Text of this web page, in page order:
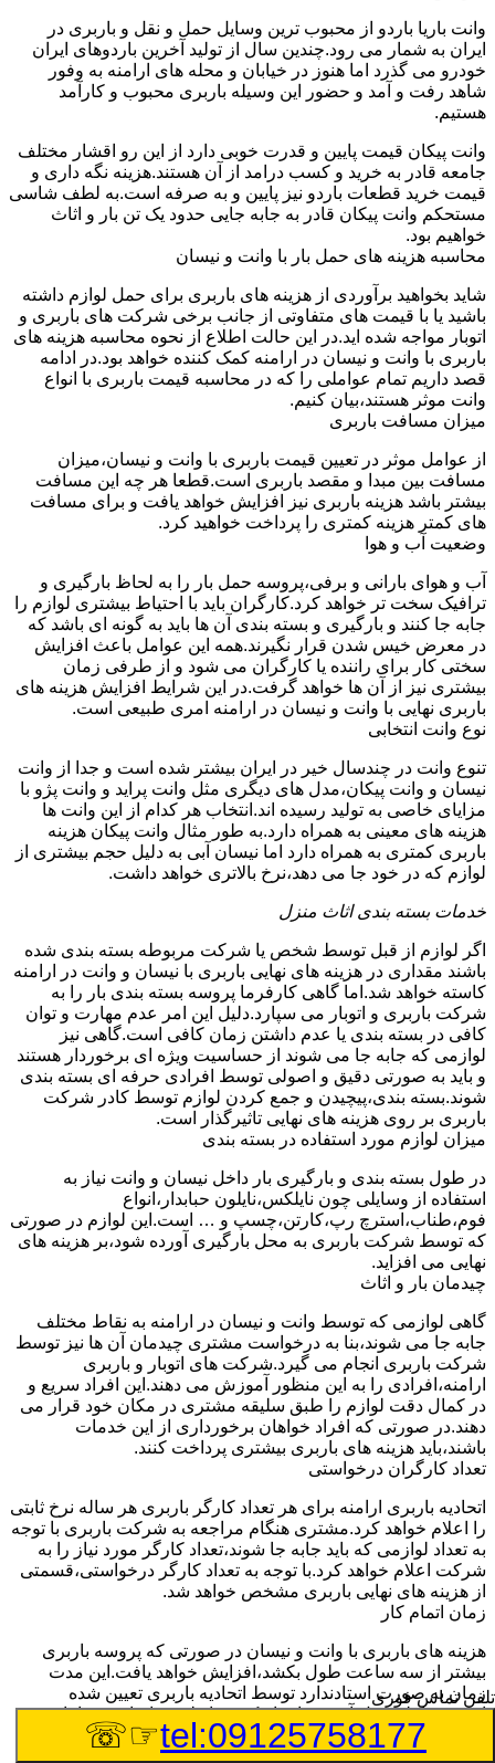
وانت باریا باردو از محبوب ترین وسایل حمل و نقل و باربری در
ایران به شمار می رود.چندین سال از تولید آخرین باردوهای ایران
خودرو می گذرد اما هنوز در خیابان و محله های ارامنه به وفور
شاهد رفت و آمد و حضور این وسیله باربری محبوب و کارآمد
هستیم.
وانت پیکان قیمت پایین و قدرت خوبی دارد از این رو اقشار مختلف
جامعه قادر به خرید و کسب درامد از آن هستند.هزینه نگه داری و
قیمت خرید قطعات باردو نیز پایین و به صرفه است.به لطف شاسی
مستحکم وانت پیکان قادر به جابه جایی حدود یک تن بار و اثاث
خواهیم بود.
محاسبه هزینه های حمل بار با وانت و نیسان
شاید بخواهید برآوردی از هزینه های باربری برای حمل لوازم داشته
باشید یا با قیمت های متفاوتی از جانب برخی شرکت های باربری و
اتوبار مواجه شده اید.در این حالت اطلاع از نحوه محاسبه هزینه های
باربری با وانت و نیسان در ارامنه کمک کننده خواهد بود.در ادامه
قصد داریم تمام عواملی را که در محاسبه قیمت باربری با انواع
وانت موثر هستند،بیان کنیم.
میزان مسافت باربری
از عوامل موثر در تعیین قیمت باربری با وانت و نیسان،میزان
مسافت بین مبدا و مقصد باربری است.قطعا هر چه این مسافت
بیشتر باشد هزینه باربری نیز افزایش خواهد یافت و برای مسافت
های کمتر هزینه کمتری را پرداخت خواهید کرد.
وضعیت آب و هوا
آب و هوای بارانی و برفی،پروسه حمل بار را به لحاظ بارگیری و
ترافیک سخت تر خواهد کرد.کارگران باید با احتیاط بیشتری لوازم را
جابه جا کنند و بارگیری و بسته بندی آن ها باید به گونه ای باشد که
در معرض خیس شدن قرار نگیرند.همه این عوامل باعث افزایش
سختی کار برای راننده یا کارگران می شود و از طرفی زمان
بیشتری نیز از آن ها خواهد گرفت.در این شرایط افزایش هزینه های
باربری نهایی با وانت و نیسان در ارامنه امری طبیعی است.
نوع وانت انتخابی
تنوع وانت در چندسال خیر در ایران بیشتر شده است و جدا از وانت
نیسان و وانت پیکان،مدل های دیگری مثل وانت پراید و وانت پژو با
مزایای خاصی به تولید رسیده اند.انتخاب هر کدام از این وانت ها
هزینه های معینی به همراه دارد.به طور مثال وانت پیکان هزینه
باربری کمتری به همراه دارد اما نیسان آبی به دلیل حجم بیشتری از
لوازم که در خود جا می دهد،نرخ بالاتری خواهد داشت.
خدمات بسته بندی اثاث منزل
اگر لوازم از قبل توسط شخص یا شرکت مربوطه بسته بندی شده
باشند مقداری در هزینه های نهایی باربری با نیسان و وانت در ارامنه
کاسته خواهد شد.اما گاهی کارفرما پروسه بسته بندی بار را به
شرکت باربری و اتوبار می سپارد.دلیل این امر عدم مهارت و توان
کافی در بسته بندی یا عدم داشتن زمان کافی است.گاهی نیز
لوازمی که جابه جا می شوند از حساسیت ویژه ای برخوردار هستند
و باید به صورتی دقیق و اصولی توسط افرادی حرفه ای بسته بندی
شوند.بسته بندی،پیچیدن و جمع کردن لوازم توسط کادر شرکت
باربری بر روی هزینه های نهایی تاثیرگذار است.
میزان لوازم مورد استفاده در بسته بندی
در طول بسته بندی و بارگیری بار داخل نیسان و وانت نیاز به
استفاده از وسایلی چون نایلکس،نایلون حبابدار،انواع
فوم،طناب،استرچ رپ،کارتن،چسپ و … است.این لوازم در صورتی
که توسط شرکت باربری به محل بارگیری آورده شود،بر هزینه های
نهایی می افزاید.
چیدمان بار و اثاث
گاهی لوازمی که توسط وانت و نیسان در ارامنه به نقاط مختلف
جابه جا می شوند،بنا به درخواست مشتری چیدمان آن ها نیز توسط
شرکت باربری انجام می گیرد.شرکت های اتوبار و باربری
ارامنه،افرادی را به این منظور آموزش می دهند.این افراد سریع و
در کمال دقت لوازم را طبق سلیقه مشتری در مکان خود قرار می
دهند.در صورتی که افراد خواهان برخورداری از این خدمات
باشند،باید هزینه های باربری بیشتری پرداخت کنند.
تعداد کارگران درخواستی
اتحادیه باربری ارامنه برای هر تعداد کارگر باربری هر ساله نرخ ثابتی
را اعلام خواهد کرد.مشتری هنگام مراجعه به شرکت باربری با توجه
به تعداد لوازمی که باید جابه جا شوند،تعداد کارگر مورد نیاز را به
شرکت اعلام خواهد کرد.با توجه به تعداد کارگر درخواستی،قسمتی
از هزینه های نهایی باربری مشخص خواهد شد.
زمان اتمام کار
هزینه های باربری با وانت و نیسان در صورتی که پروسه باربری
بیشتر از سه ساعت طول بکشد،افزایش خواهد یافت.این مدت
زمان به صورت استادندارد توسط اتحادیه باربری تعیین شده
است.عواملی مثل آب وهوا،ترافیک،شرایط جغرافیایی مبدا یا حجم
زیاد لوازم ممکن است باعث افزایش مدت زمان بارگیری و باربری
شوند که افزایش هزینه های باربری را در پی خواهند داشت.
تلفن تماس فوری
tel:09125758177
☞☏